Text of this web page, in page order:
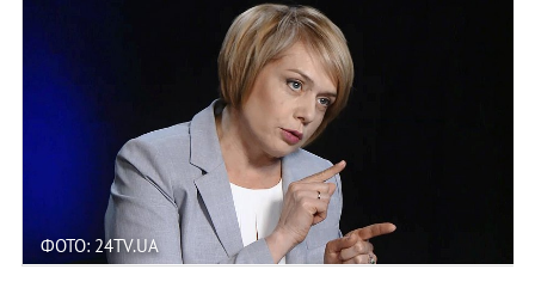
ФОТО: 24TV.UA